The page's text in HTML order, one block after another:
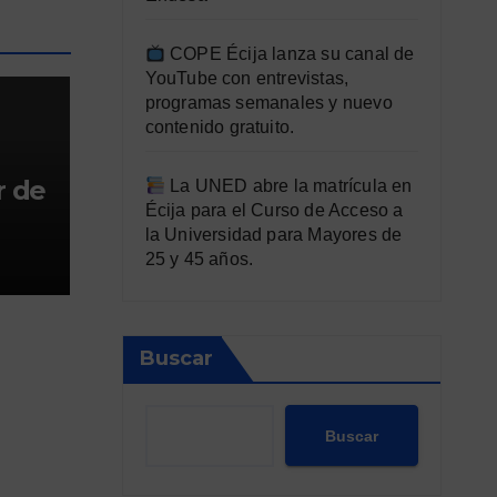
de
COPE Écija lanza su canal de
YouTube con entrevistas,
programas semanales y nuevo
contenido gratuito.
La UNED abre la matrícula en
Écija para el Curso de Acceso a
la Universidad para Mayores de
25 y 45 años.
Buscar
Buscar